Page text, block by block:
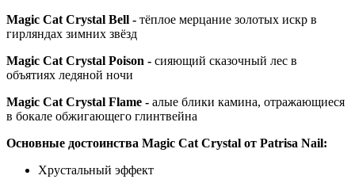
Magic Cat Crystal Bell - тёплое мерцание золотых искр в
гирляндах зимних звёзд
Magic Cat Crystal Poison - сияющий сказочный лес в
объятиях ледяной ночи
Magic Cat Crystal Flame - алые блики камина, отражающиеся
в бокале обжигающего глинтвейна
Основные достоинства Magic Cat Crystal от Patrisa Nail:
Хрустальный эффект